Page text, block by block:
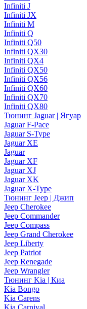
Infiniti J
Infiniti JX
Infiniti M
Infiniti Q
Infiniti Q50
Infiniti QX30
Infiniti QX4
Infiniti QX50
Infiniti QX56
Infiniti QX60
Infiniti QX70
Infiniti QX80
Тюнинг Jaguar | Ягуар
Jaguar F-Pace
Jaguar S-Type
Jaguar XE
Jaguar
Jaguar XF
Jaguar XJ
Jaguar XK
Jaguar X-Type
Тюнинг Jeep | Джип
Jeep Cherokee
Jeep Commander
Jeep Compass
Jeep Grand Cherokee
Jeep Liberty
Jeep Patriot
Jeep Renegade
Jeep Wrangler
Тюнинг Kia | Киа
Kia Bongo
Kia Carens
Kia Carnival